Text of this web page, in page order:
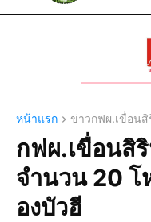
หน้าแรก ข่าวกฟผ.เขื่อน
กฟผ.เขื่อนสิ
จำนวน 20 โ
องบัวฮี